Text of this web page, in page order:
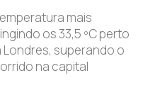
mais
os 33,5 ºC perto
superando o
na capital